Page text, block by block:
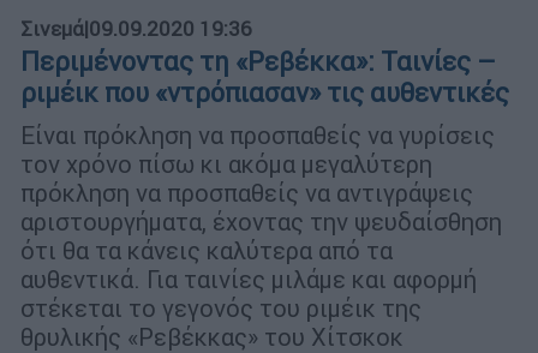
Σινεμά|09.09.2020 19:36
Περιμένοντας τη «Ρεβέκκα»: Ταινίες –
ριμέικ που «ντρόπιασαν» τις αυθεντικές
Είναι πρόκληση να προσπαθείς να γυρίσεις
τον χρόνο πίσω κι ακόμα μεγαλύτερη
πρόκληση να προσπαθείς να αντιγράψεις
αριστουργήματα, έχοντας την ψευδαίσθηση
ότι θα τα κάνεις καλύτερα από τα
αυθεντικά. Για ταινίες μιλάμε και αφορμή
στέκεται το γεγονός του ριμέικ της
θρυλικής «Ρεβέκκας» του Χίτσκοκ